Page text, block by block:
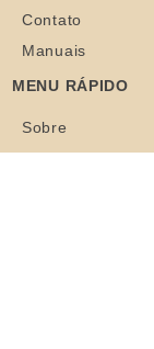
Contato
Manuais
MENU RÁPIDO
Sobre
Coelhos